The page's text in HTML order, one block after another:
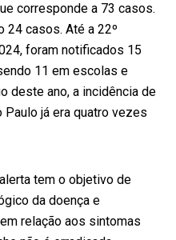
corresponde a 73 casos.
24 casos. Até a 22º
foram notificados 15
11 em escolas e
deste ano, a incidência de
já era quatro vezes
tem o objetivo de
da doença e
relação aos sintomas